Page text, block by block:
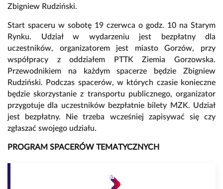
Zbigniew Rudziński.
Start spaceru w sobotę 19 czerwca o godz. 10 na Starym
Rynku. Udział w wydarzeniu jest bezpłatny dla
uczestników, organizatorem jest miasto Gorzów, przy
współpracy z oddziałem PTTK Ziemia Gorzowska.
Przewodnikiem na każdym spacerze będzie Zbigniew
Rudziński. Podczas spacerów, w których czasie konieczne
będzie skorzystanie z transportu publicznego, organizator
przygotuje dla uczestników bezpłatnie bilety MZK. Udział
jest bezpłatny. Nie trzeba wcześniej zapisywać się czy
zgłaszać swojego udziału.
PROGRAM SPACERÓW TEMATYCZNYCH